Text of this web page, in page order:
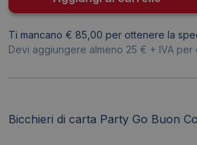
rosa
-
27
(conf.6)
Ti mancano € 85,00 per ottenere la
Devi aggiungere almeno 25 € + IVA
Bicchieri di carta Party Go Buon